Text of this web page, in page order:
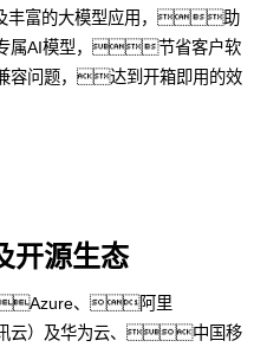
丰富的大模型应用，助
专属AI模型，节省客户软
问题，达到开箱即用的效
开源生态
、阿里
）及华为云、中国移